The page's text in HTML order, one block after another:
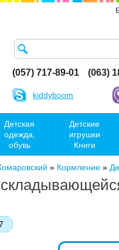
(057) 717-89-01 (063)
kiddyboom
Детская
одежда,
обувь
Детские
игрушки
Книги
» Кормление »